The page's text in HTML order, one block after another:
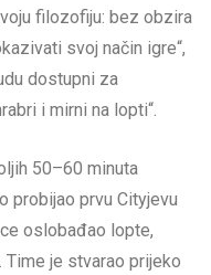
filozofiju: bez obzira
svoj način igre“,
dostupni za
i mirni na lopti“.
50–60 minuta
probijao prvu Cityjevu
oslobađao lopte,
Time je stvarao prijeko